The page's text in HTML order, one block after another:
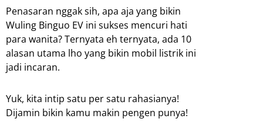
Penasaran nggak sih, apa aja yang bikin
Wuling Binguo EV ini sukses mencuri hati
para wanita? Ternyata eh ternyata, ada 10
alasan utama lho yang bikin mobil listrik ini
jadi incaran.
Yuk, kita intip satu per satu rahasianya!
Dijamin bikin kamu makin pengen punya!